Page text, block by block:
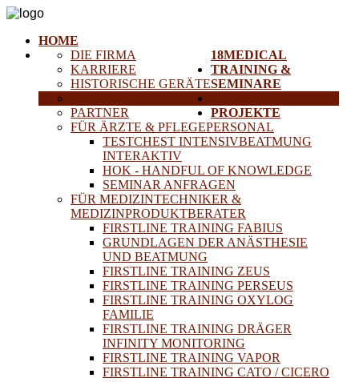
HOME
18MEDICAL
DIE FIRMA
KARRIERE
HISTORISCHE GERÄTE
PARTNER
TRAINING &
SEMINARE
FÜR ÄRZTE & PFLEGEPERSONAL
TESTCHEST INTENSIVBEATMUNG
INTERAKTIV
HOK - HANDFUL OF KNOWLEDGE
SEMINAR ANFRAGEN
FÜR MEDIZINTECHNIKER &
MEDIZINPRODUKTBERATER
FIRSTLINE TRAINING FABIUS
GRUNDLAGEN DER ANÄSTHESIE
UND BEATMUNG
FIRSTLINE TRAINING ZEUS
FIRSTLINE TRAINING PERSEUS
FIRSTLINE TRAINING OXYLOG
FAMILIE
FIRSTLINE TRAINING DRÄGER
INFINITY MONITORING
FIRSTLINE TRAINING VAPOR
FIRSTLINE TRAINING CATO / CICERO
PROJEKTE